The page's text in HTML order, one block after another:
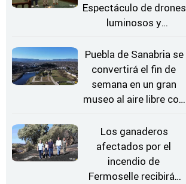
Espectáculo de drones
luminosos y
Estrellas
Puebla de Sanabria se
convertirá el fin de
semana en un gran
museo al aire libre con
Los ganaderos
afectados por el
incendio de
Fermoselle recibirán